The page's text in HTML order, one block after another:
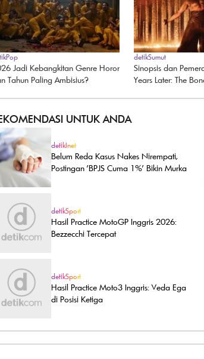
Jadi Kebangkitan Genre Horor
Tahun Paling Ambisius?
detikSumut
Sinopsis dan
Years Later: The
UNTUK ANDA
detikInet
Belum Reda Kasus Nakes Nirempati,
Postingan 'BPJS Cuma 1%' Bikin Murka
detikSport
Hasil Practice MotoGP Inggris 2026:
Bezzecchi Tercepat
detikSport
Hasil Practice Moto3 Inggris: Veda Ega
di Posisi Ketiga